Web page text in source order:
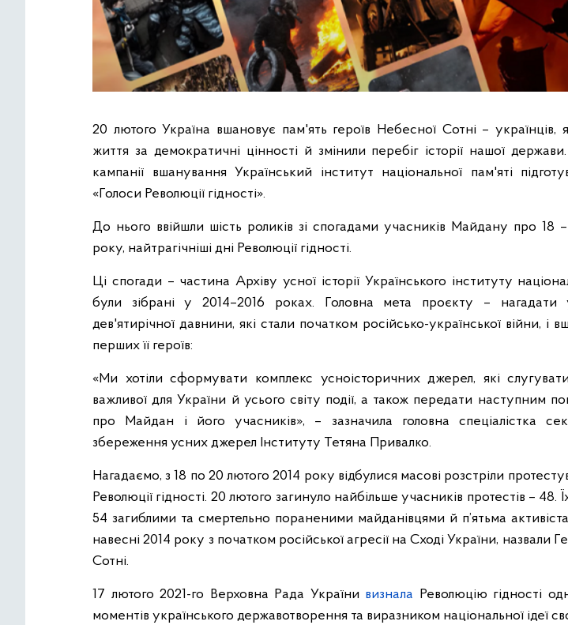
20 лютого Україна вшановує пам'ять героїв Небесної Сотні – українців,
життя за демократичні цінності й змінили перебіг історії нашої
кампанії вшанування Український інститут національної пам'яті
«Голоси Революції гідності».
До нього ввійшли шість роликів зі спогадами учасників Майдану про 18
року, найтрагічніші дні Революції гідності.
Ці спогади – частина Архіву усної історії Українського інституту
були зібрані у 2014–2016 роках. Головна мета проєкту – нагадати
дев'ятирічної давнини, які стали початком російсько-української війни, і
перших її героїв:
«Ми хотіли сформувати комплекс усноісторичних джерел, які
важливої для України й усього світу події, а також передати наступним
про Майдан і його учасників», – зазначила головна спеціалістка
збереження усних джерел Інституту Тетяна Привалко.
Нагадаємо, з 18 по 20 лютого 2014 року відбулися масові розстріли
Революції гідності. 20 лютого загинуло найбільше учасників протестів – 48.
54 загиблими та смертельно пораненими майданівцями й п’ятьма
навесні 2014 року з початком російської агресії на Сході України, назвали
Сотні.
17 лютого 2021-го Верховна Рада України визнала Революцію гідності
моментів українського державотворення та виразником національної ідеї